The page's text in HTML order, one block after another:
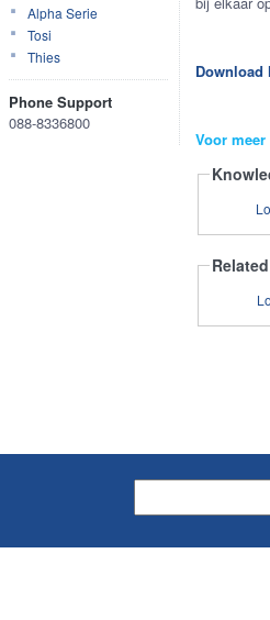
Alpha Serie
Tosi
Thies
Phone Support
088-8336800
Download
Voor